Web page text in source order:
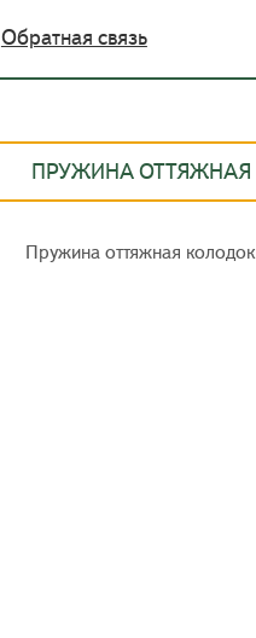
Обратная связь
ПРУЖИНА
Пружина оттяжная